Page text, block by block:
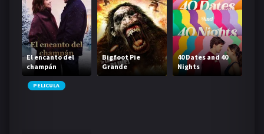
El encanto del
champán
Bigfoot Pie
Grande
40 Dates and 40
Nights
PELICULA